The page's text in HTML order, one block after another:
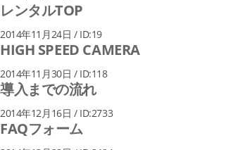
レンタルTOP
2014年11月24日 / ID:19
HIGH SPEED CAMERA
2014年11月30日 / ID:118
導入までの流れ
2014年12月16日 / ID:2733
FAQフォーム